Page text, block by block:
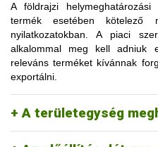
A földrajzi
termék esetében kötelező
nyilatkozatokban. A piaci
alkalommal meg kell adniuk
releváns terméket kívánnak
exportálni.
A területegység
A rendelet értelmében a
képező „területegység”
bekezdése a
„adott ingatlanon
elismert földterület, ahol
vannak ahhoz, hogy
erdőirtásnak és az
előállított releváns árukhoz